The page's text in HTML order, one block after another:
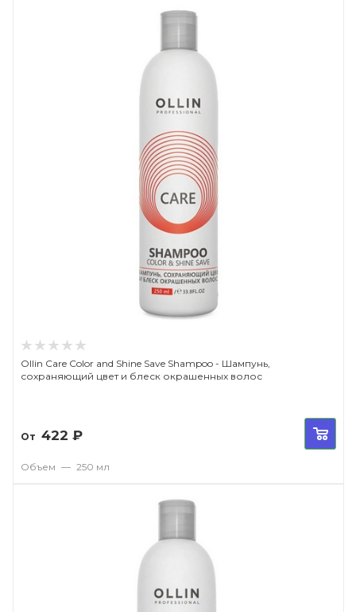
Ollin Care Color and Shine Save Shampoo - Шампунь,
сохраняющий цвет и блеск окрашенных волос
От 422 ₽
Объем — 250 мл